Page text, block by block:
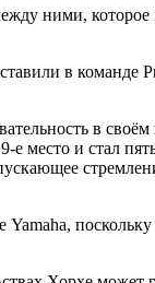
ними,
в команде
в
е место и стал